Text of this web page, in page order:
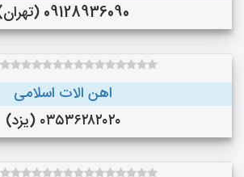
09128936090 (تهران)
اهن الات اسلامی
۰۳۵۳۶۲۸۲۰۲۰ (یزد)